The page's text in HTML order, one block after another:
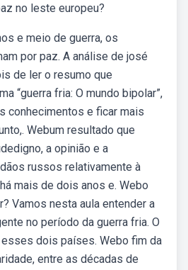
no leste europeu?
e meio de guerra, os
por paz. A análise de josé
de ler o resumo que
“guerra fria: O mundo bipolar”,
conhecimentos e ficar mais
Webum resultado que
a opinião e a
russos relativamente à
mais de dois anos e. Webo
Vamos nesta aula entender a
no período da guerra fria. O
dois países. Webo fim da
entre as décadas de